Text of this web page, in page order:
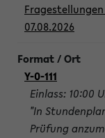
07.08.2026
Y-0-111
Einlass: 10:00
"In
Prüfung